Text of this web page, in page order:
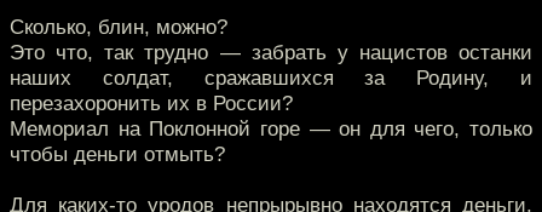
Сколько, блин, можно?
Это что, так трудно — забрать у нацистов останки
наших солдат, сражавшихся за Родину, и
перезахоронить их в России?
Мемориал на Поклонной горе — он для чего, только
чтобы деньги отмыть?
Для каких-то уродов непрырывно находятся деньги,